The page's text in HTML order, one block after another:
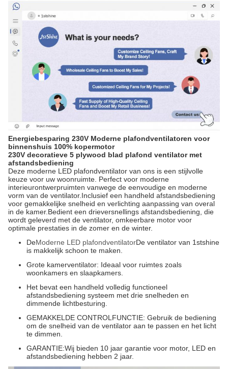
Energiebesparing 230V Moderne plafondventilatoren voor
binnenshuis 100% kopermotor
230V decoratieve 5 plywood blad plafond ventilator met
afstandsbediening
Deze moderne LED plafondventilator van ons is een stijlvolle
keuze voor uw woonruimte. Perfect voor moderne
interieurontwerpruimten vanwege de eenvoudige en moderne
vorm van de ventilator.Inclusief een handheld afstandsbediening
voor gemakkelijke snelheid en verlichting aanpassing van overal
in de kamer.Bedient een drieversnellings afstandsbediening, die
wordt geleverd met de ventilator, omkeerbare motor voor
optimale prestaties in de zomer en de winter.
DeModerne LED plafondventilatorDe ventilator van 1stshine
is makkelijk schoon te maken.
Grote kamerventilator: Ideaal voor ruimtes zoals
woonkamers en slaapkamers.
Het bevat een handheld volledig functioneel
afstandsbediening systeem met drie snelheden en
dimmende lichtbesturing.
GEMAKKELDE CONTROLFUNCTIE: Gebruik de bediening
om de snelheid van de ventilator aan te passen en het licht
te dimmen.
GARANTIE:Wij bieden 10 jaar garantie voor motor, LED en
afstandsbediening hebben 2 jaar.